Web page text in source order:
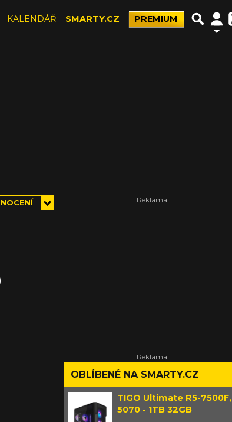
KALENDÁŘ SMARTY.CZ PREMIUM
OBLÍBENÉ NA SMARTY.CZ
TIGO Ultimate R5-7500F,
5070 - 1TB 32GB